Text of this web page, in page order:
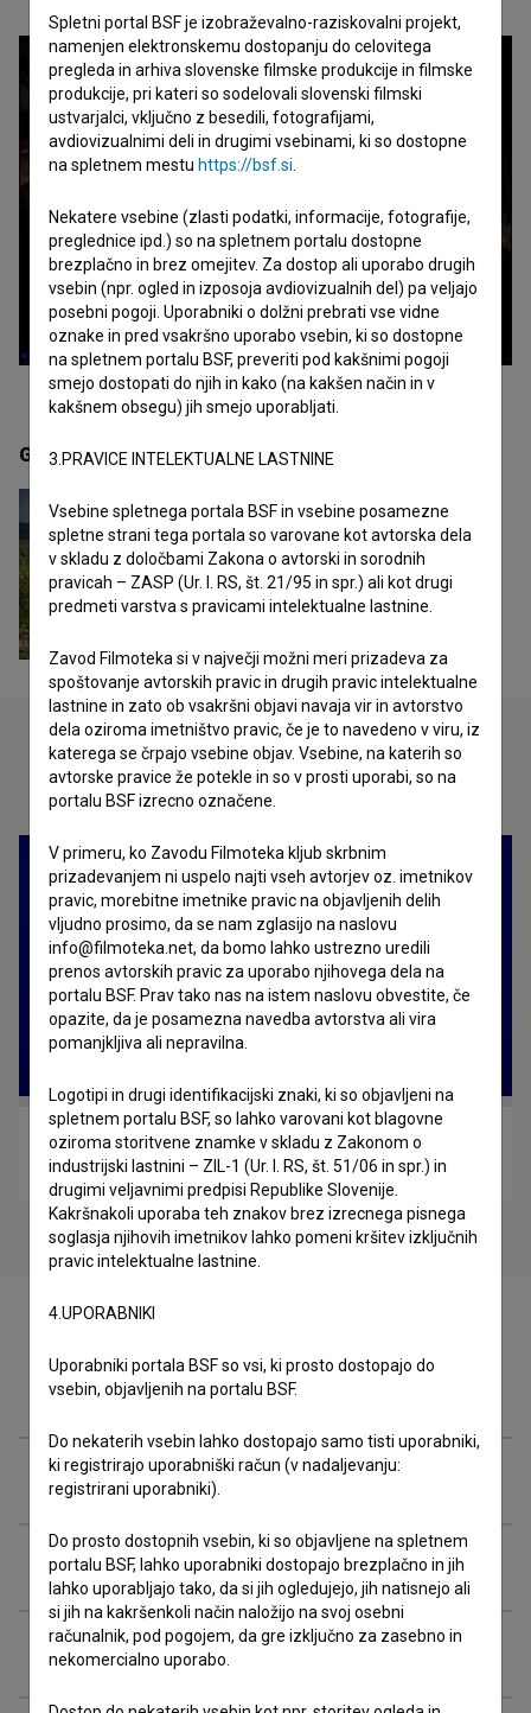
Galerija(1)
Oglejte si
Why? (2023)
drama
Zasedba
Ekipa
Organizacije
Projekcije
Spletni portal BSF je izobraževalno-raziskovalni projekt,
namenjen elektronskemu dostopanju do celovitega
pregleda in arhiva slovenske filmske produkcije in filmske
produkcije, pri kateri so sodelovali slovenski filmski
ustvarjalci, vključno z besedili, fotografijami,
avdiovizualnimi deli in drugimi vsebinami, ki so dostopne
na spletnem mestu https://bsf.si
Nekatere vsebine (zlasti podatki, informacije, fotografije,
preglednice ipd.) so na spletnem portalu dostopne
brezplačno in brez omejitev. Za dostop ali uporabo drugih
vsebin (npr. ogled in izposoja avdiovizualnih del) pa veljajo
posebni pogoji. Uporabniki o dolžni prebrati vse vidne
oznake in pred vsakršno uporabo vsebin, ki so dostopne
na spletnem portalu BSF, preveriti pod kakšnimi pogoji
smejo dostopati do njih in kako (na kakšen način in v
kakšnem obsegu) jih smejo uporabljati.
3.PRAVICE INTELEKTUALNE LASTNINE
Vsebine spletnega portala BSF in vsebine posamezne
spletne strani tega portala so varovane kot avtorska dela
v skladu z določbami Zakona o avtorski in sorodnih
pravicah – ZASP (Ur. l. RS, št. 21/95 in spr.) ali kot drugi
predmeti varstva s pravicami intelektualne lastnine.
Zavod Filmoteka si v največji možni meri prizadeva za
spoštovanje avtorskih pravic in drugih pravic intelektualne
lastnine in zato ob vsakršni objavi navaja vir in avtorstvo
dela oziroma imetništvo pravic, če je to navedeno v viru, iz
katerega se črpajo vsebine objav. Vsebine, na katerih so
avtorske pravice že potekle in so v prosti uporabi, so na
portalu BSF izrecno označene.
V primeru, ko Zavodu Filmoteka kljub skrbnim
prizadevanjem ni uspelo najti vseh avtorjev oz. imetnikov
pravic, morebitne imetnike pravic na objavljenih delih
vljudno prosimo, da se nam zglasijo na naslovu
info@filmoteka.net, da bomo lahko ustrezno uredili
prenos avtorskih pravic za uporabo njihovega dela na
portalu BSF. Prav tako nas na istem naslovu obvestite, če
opazite, da je posamezna navedba avtorstva ali vira
pomanjkljiva ali nepravilna.
Logotipi in drugi identifikacijski znaki, ki so objavljeni na
spletnem portalu BSF, so lahko varovani kot blagovne
oziroma storitvene znamke v skladu z Zakonom o
industrijski lastnini – ZIL-1 (Ur. l. RS, št. 51/06 in spr.) in
drugimi veljavnimi predpisi Republike Slovenije.
Kakršnakoli uporaba teh znakov brez izrecnega pisnega
soglasja njihovih imetnikov lahko pomeni kršitev izključnih
pravic intelektualne lastnine.
4.UPORABNIKI
Uporabniki portala BSF so vsi, ki prosto dostopajo do
vsebin, objavljenih na portalu BSF.
Do nekaterih vsebin lahko dostopajo samo tisti uporabniki,
ki registrirajo uporabniški račun (v nadaljevanju:
registrirani uporabniki).
Do prosto dostopnih vsebin, ki so objavljene na spletnem
portalu BSF, lahko uporabniki dostopajo brezplačno in jih
lahko uporabljajo tako, da si jih ogledujejo, jih natisnejo ali
si jih na kakršenkoli način naložijo na svoj osebni
računalnik, pod pogojem, da gre izključno za zasebno in
nekomercialno uporabo.